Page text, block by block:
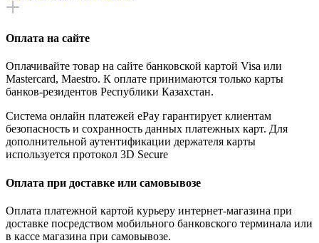
Оплата на сайте
Оплачивайте товар на сайте банковской картой Visa или
Mastercard, Maestro. К оплате принимаются только карты
банков-резидентов Республики Казахстан.
Система онлайн платежей ePay гарантирует клиентам
безопасность и сохранность данных платежных карт. Для
дополнительной аутентификации держателя карты
используется протокол 3D Secure
Оплата при доставке или самовывозе
Оплата платежной картой курьеру интернет-магазина при
доставке посредством мобильного банковского терминала или
в кассе магазина при самовывозе.